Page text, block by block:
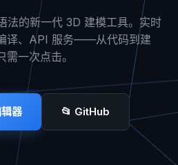
法的新一代 3D 建模工具。实时
译、API 服务——从代码到建
需一次点击。
器 📂 GitHub